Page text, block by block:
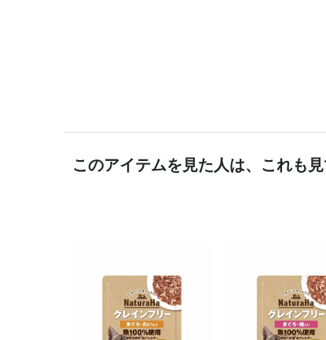
このアイテムを見た人は、これも